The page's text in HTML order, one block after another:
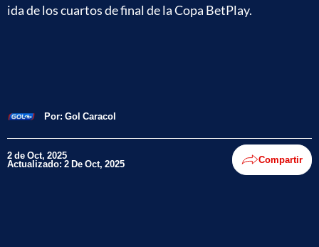
ida de los cuartos de final de la Copa BetPlay.
Por: Gol Caracol
2 de Oct, 2025
Actualizado: 2 De Oct, 2025 Compartir